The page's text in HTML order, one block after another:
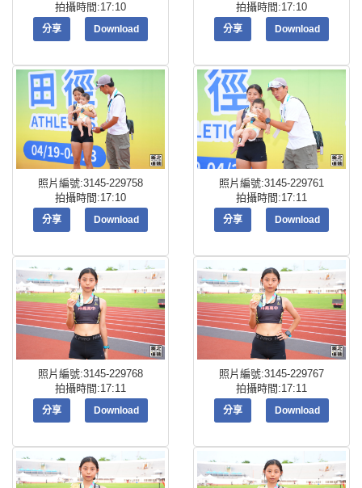
拍攝時間:17:10
分享 Download
拍攝時間:17:10
分享 Download
照片編號:3145-229758
拍攝時間:17:10
分享 Download
照片編號:3145-229761
拍攝時間:17:11
分享 Download
照片編號:3145-229768
拍攝時間:17:11
分享 Download
照片編號:3145-229767
拍攝時間:17:11
分享 Download